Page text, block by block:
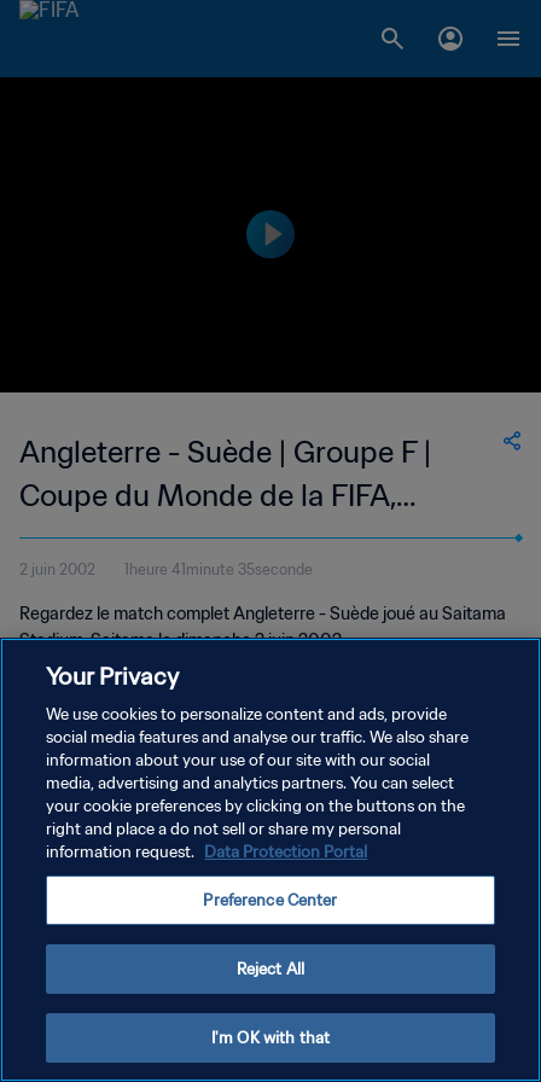
Angleterre - Suède | Groupe F |
Coupe du Monde de la FIFA,
Corée/Japon 2002™ | Match
complet
2 juin 2002 1heure 41minute 35seconde
Regardez le match complet Angleterre - Suède joué au Saitama
Stadium, Saitama le dimanche 2 juin 2002.
POLITIQUE DE CONFIDENTIALITÉ
CONDITIONS D'UTILISATION
GÉRER VOS PRÉFÉRENCES SUR LES COOKIES
Your Privacy
We use cookies to personalize content and ads, provide
social media features and analyse our traffic. We also share
information about your use of our site with our social
media, advertising and analytics partners. You can select
your cookie preferences by clicking on the buttons on the
right and place a do not sell or share my personal
information request. Data Protection Portal
Preference Center
Reject All
I'm OK with that